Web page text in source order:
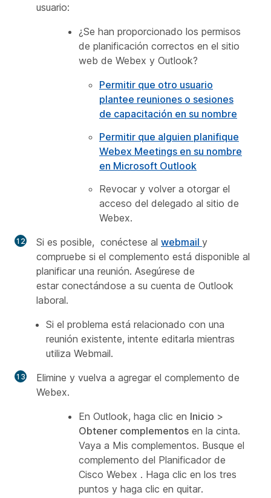
usuario:
¿Se han proporcionado los permisos
de planificación correctos en el sitio
web de Webex y Outlook?
Permitir que otro usuario
plantee reuniones o sesiones
de capacitación en su nombre
Permitir que alguien planifique
Webex Meetings en su nombre
en Microsoft Outlook
Revocar y volver a otorgar el
acceso del delegado al sitio de
Webex.
Si es posible, conéctese al webmail y
compruebe si el complemento está disponible al
planificar una reunión. Asegúrese de
estar conectándose a su cuenta de Outlook
laboral.
Si el problema está relacionado con una
reunión existente, intente editarla mientras
utiliza Webmail.
Elimine y vuelva a agregar el complemento de
Webex.
En Outlook, haga clic en Inicio >
Obtener complementos en la cinta.
Vaya a Mis complementos. Busque el
complemento del Planificador de
Cisco Webex . Haga clic en los tres
puntos y haga clic en quitar.